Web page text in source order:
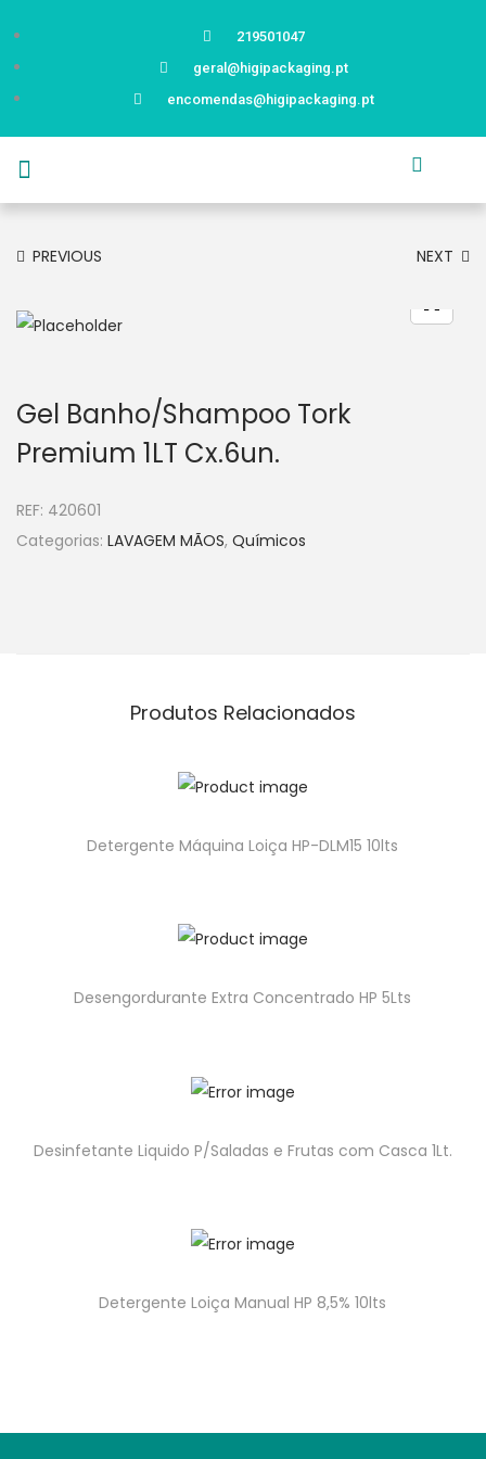
219501047
geral@higipackaging.pt
encomendas@higipackaging.pt
PREVIOUS NEXT
Gel Banho/Shampoo Tork
Premium 1LT Cx.6un.
REF: 420601
Categorias: LAVAGEM MÃOS, Químicos
Produtos Relacionados
Detergente Máquina Loiça HP-DLM15 10lts
Desengordurante Extra Concentrado HP 5Lts
Desinfetante Liquido P/Saladas e Frutas com Casca 1Lt.
Detergente Loiça Manual HP 8,5% 10lts